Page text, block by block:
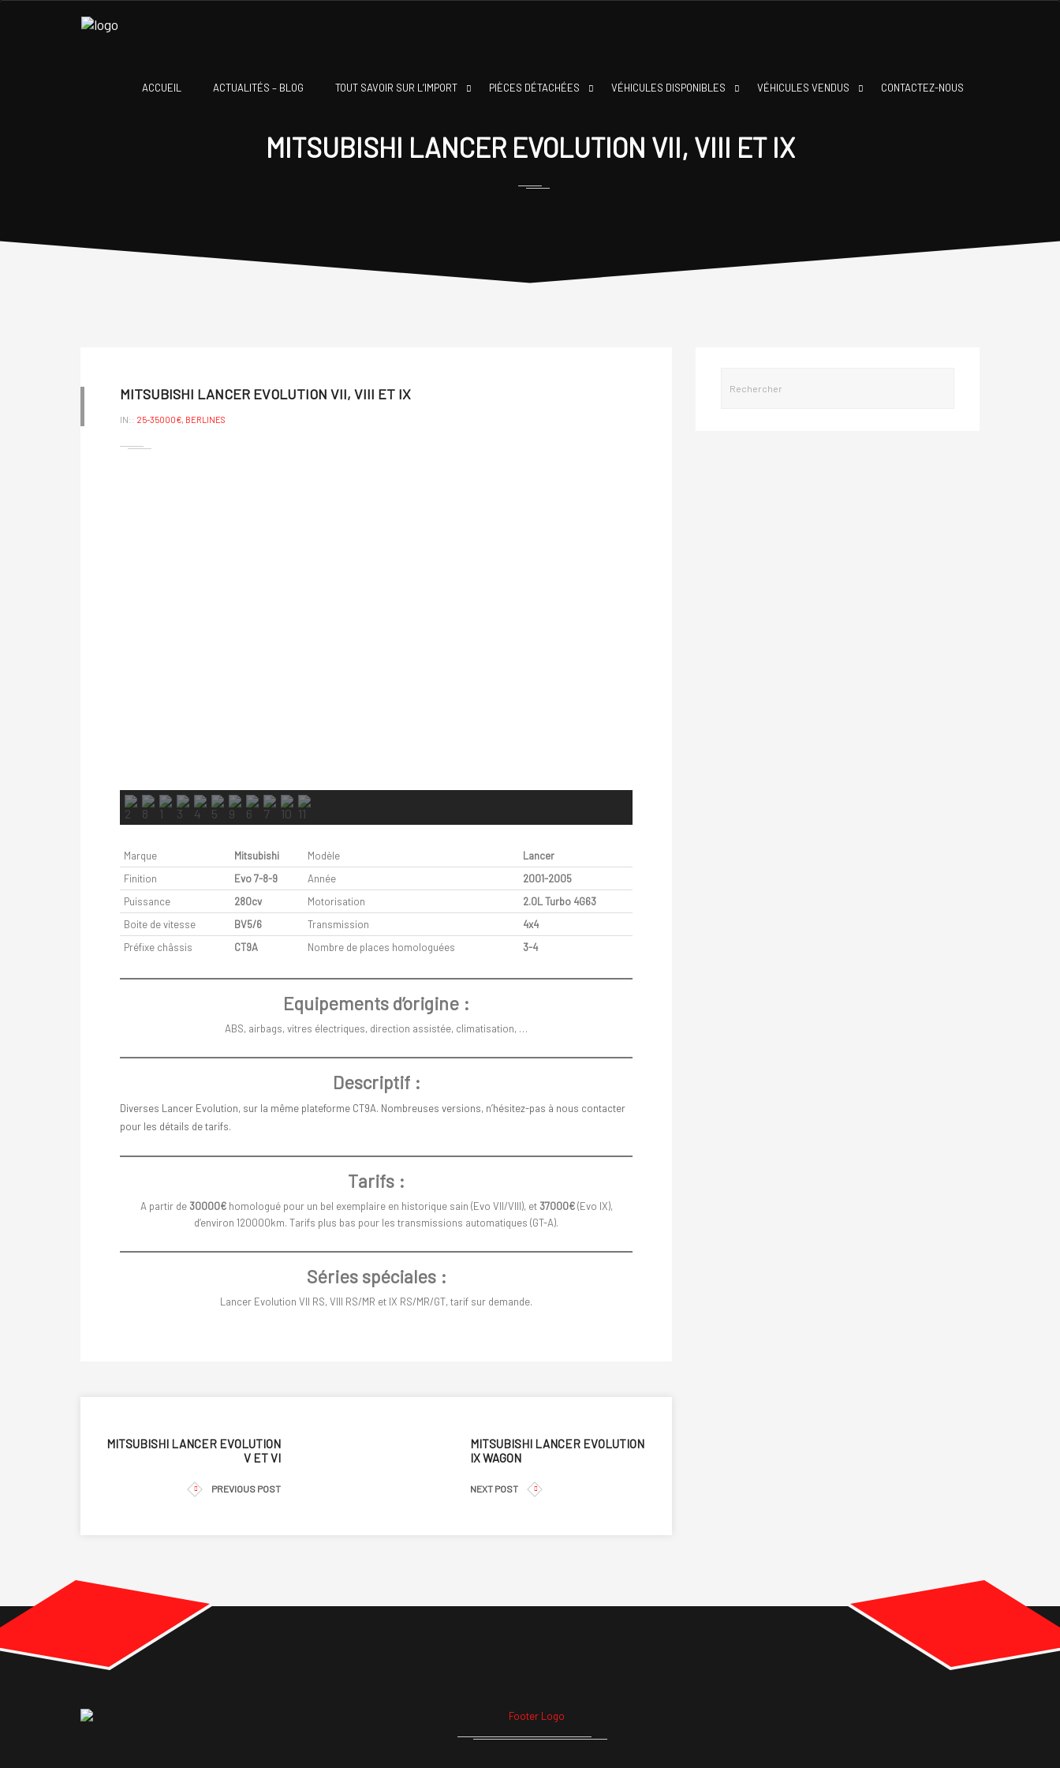
ACCUEIL ACTUALITÉS – BLOG TOUT SAVOIR SUR L’IMPORT PIÈCES DÉTACHÉES VÉHICULES DISPONIBLES VÉHICULES VENDUS CONTACTEZ-NOUS
MITSUBISHI LANCER EVOLUTION VII, VIII ET IX
MITSUBISHI LANCER EVOLUTION VII, VIII ET IX
IN:: 25-35000€, BERLINES
Marque Mitsubishi Modèle
Lancer
Finition
Evo 7-8-9 Année
2001-2005
Puissance
280cv Motorisation
2.0L Turbo 4G63
Boite de vitesse
BV5/6 Transmission
4x4
Préfixe châssis
CT9A Nombre de places homologuées 3-4
Equipements d’origine :
ABS, airbags, vitres électriques, direction assistée, climatisation, …
Descriptif :
Diverses Lancer Evolution, sur la même plateforme CT9A. Nombreuses versions, n’hésitez-pas à nous contacter
pour les détails de tarifs.
Tarifs :
A partir de 30000€homologué pour un bel exemplaire en historique sain (Evo VII/VIII), et 37000€(Evo IX),
d’environ 120000km. Tarifs plus bas pour les transmissions automatiques (GT-A).
Séries spéciales :
Lancer Evolution VII RS, VIII RS/MR et IX RS/MR/GT, tarif sur demande.
MITSUBISHI LANCER EVOLUTION
V ET VI
PREVIOUS POST
MITSUBISHI LANCER EVOLUTION
IX WAGON
NEXT POST